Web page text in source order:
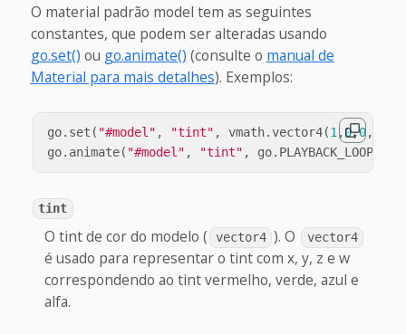
O material padrão model tem as seguintes
constantes, que podem ser alteradas usando
go.set() ou go.animate() (consulte o manual de
Material para mais detalhes). Exemplos:
go. set ( "#model" , "tint" , vmath.vector4(1 ,0,0 ,
go. animate( "#model" , "tint" , go.
tint
O tint de cor do modelo ( vector4 ). O vector4
é usado para representar o tint com x, y, z e w
correspondendo ao tint vermelho, verde, azul e
alfa.